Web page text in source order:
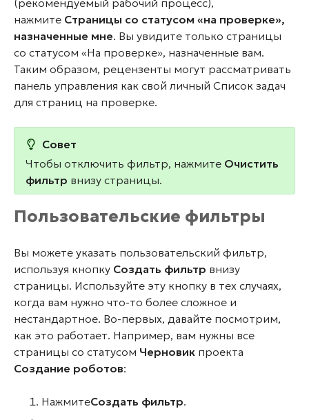
(рекомендуемый рабочий процесс),
нажмите Страницы со статусом «на проверке»,
назначенные мне. Вы увидите только страницы
со статусом «На проверке», назначенные вам.
Таким образом, рецензенты могут рассматривать
панель управления как свой личный Список задач
для страниц на проверке.
Совет
Чтобы отключить фильтр, нажмите Очистить
фильтр внизу страницы.
Пользовательские фильтры
Вы можете указать пользовательский фильтр,
используя кнопку Создать фильтр внизу
страницы. Используйте эту кнопку в тех случаях,
когда вам нужно что-то более сложное и
нестандартное. Во-первых, давайте посмотрим,
как это работает. Например, вам нужны все
страницы со статусом Черновик проекта
Создание роботов:
НажмитеСоздать фильтр.